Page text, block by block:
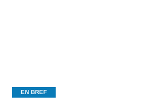
EN BREF